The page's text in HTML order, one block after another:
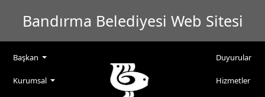
Bandırma Belediyesi Web Sitesi
Başkan
Kurumsal
Duyurular
Hizmetler